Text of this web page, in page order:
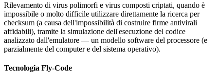
Rilevamento di virus polimorfi e virus composti criptati, quando è
impossibile o molto difficile utilizzare direttamente la ricerca per
checksum (a causa dell'impossibilità di costruire firme antivirali
affidabili), tramite la simulazione dell'esecuzione del codice
analizzato dall'emulatore — un modello software del processore (e
parzialmente del computer e del sistema operativo).
Tecnologia Fly-Code